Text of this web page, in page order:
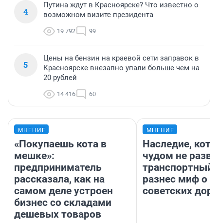
4
Путина ждут в Красноярске? Что известно о
возможном визите президента
19 792 99
5
Цены на бензин на краевой сети заправок в
Красноярске внезапно упали больше чем на
20 рублей
14 416 60
МНЕНИЕ
«Покупаешь кота в
мешке»:
предприниматель
рассказала, как на
самом деле устроен
бизнес со складами
дешевых товаров
МНЕНИЕ
Наследие,
чудом не
транспортный
разнес миф о
советских